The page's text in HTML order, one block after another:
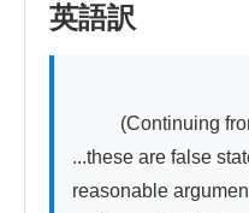
英語訳
...these are false
reasonable